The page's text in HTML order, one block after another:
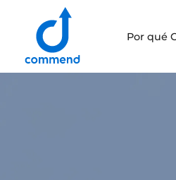
Scroll to content
Por qué